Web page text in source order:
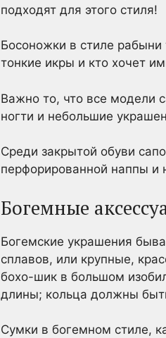
подходят для этого стиля!
Босоножки в стиле рабыни
тонкие икры и кто хочет
Важно то, что все модели
ногти и небольшие
Среди закрытой обуви
перфорированной наппы и
Богемные
Богемские украшения
сплавов, или крупные,
бохо-шик в большом
длины; кольца должны
Сумки в богемном стиле,